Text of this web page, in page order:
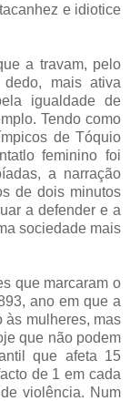
e idiotice
a travam, pelo
mais ativa
igualdade de
Tendo como
de Tóquio
feminino foi
a narração
de dois minutos
a defender e a
sociedade mais
que marcaram o
ano em que a
às mulheres, mas
que não podem
que afeta 15
de 1 em cada
violência. Num